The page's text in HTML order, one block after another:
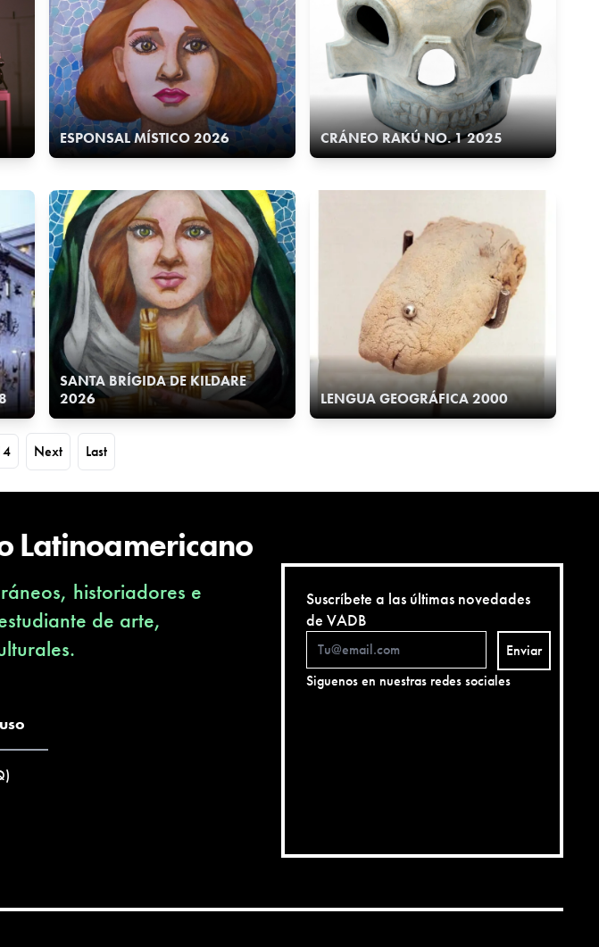
ESPONSAL MÍSTICO 2026 CRÁNEO RAKÚ NO. 1 2025
SANTA BRÍGIDA DE KILDARE
2026
LENGUA GEOGRÁFICA 2000
Next Last
Latinoamericano
historiadores e
de arte,
Suscríbete a las últimas novedades
de VADB
Enviar
Siguenos en nuestras redes sociales